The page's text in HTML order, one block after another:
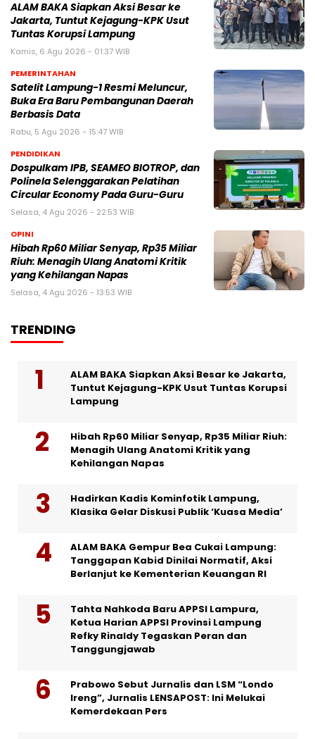
ALAM BAKA Siapkan Aksi Besar ke
Jakarta, Tuntut Kejagung-KPK Usut
Tuntas Korupsi Lampung
Kamis, 6 Agu 2026 - 01:37 WIB
PEMERINTAHAN
Satelit Lampung-1 Resmi Meluncur,
Buka Era Baru Pembangunan Daerah
Berbasis Data
Rabu, 5 Agu 2026 - 15:47 WIB
PENDIDIKAN
Dospulkam IPB, SEAMEO BIOTROP, dan
Polinela Selenggarakan Pelatihan
Circular Economy Pada Guru-Guru
Selasa, 4 Agu 2026 - 22:53 WIB
OPINI
Hibah Rp60 Miliar Senyap, Rp35 Miliar
Riuh: Menagih Ulang Anatomi Kritik
yang Kehilangan Napas
Selasa, 4 Agu 2026 - 13:53 WIB
TRENDING
ALAM BAKA Siapkan Aksi Besar ke Jakarta,
Tuntut Kejagung-KPK Usut Tuntas Korupsi
Lampung
Hibah Rp60 Miliar Senyap, Rp35 Miliar Riuh:
Menagih Ulang Anatomi Kritik yang
Kehilangan Napas
Hadirkan Kadis Kominfotik Lampung,
Klasika Gelar Diskusi Publik ‘Kuasa Media’
ALAM BAKA Gempur Bea Cukai Lampung:
Tanggapan Kabid Dinilai Normatif, Aksi
Berlanjut ke Kementerian Keuangan RI
Tahta Nahkoda Baru APPSI Lampura,
Ketua Harian APPSI Provinsi Lampung
Refky Rinaldy Tegaskan Peran dan
Tanggungjawab
Prabowo Sebut Jurnalis dan LSM “Londo
Ireng”, Jurnalis LENSAPOST: Ini Melukai
Kemerdekaan Pers